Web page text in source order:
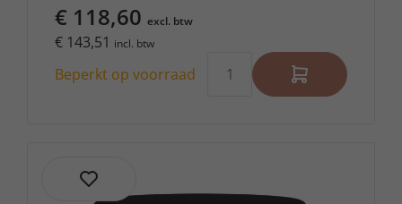
€ 118,60 excl. btw
€ 143,51 incl. btw
Beperkt op voorraad